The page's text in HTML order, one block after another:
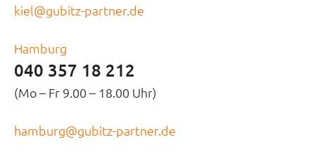
kiel@gubitz-partner.de
Hamburg
040 357 18 212
(Mo – Fr 9.00 – 18.00 Uhr)
hamburg@gubitz-partner.de